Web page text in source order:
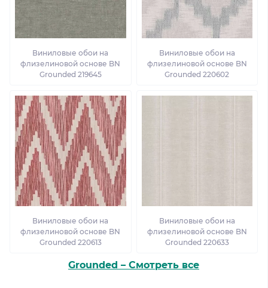
Виниловые обои на
флизелиновой основе BN
Grounded 219645
Виниловые обои на
флизелиновой основе BN
Grounded 220602
Виниловые обои на
флизелиновой основе BN
Grounded 220613
Виниловые обои на
флизелиновой основе BN
Grounded 220633
Grounded – Смотреть все